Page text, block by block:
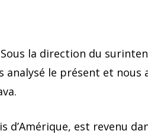
Sous la direction du
analysé le présent et nous
d’Amérique, est revenu